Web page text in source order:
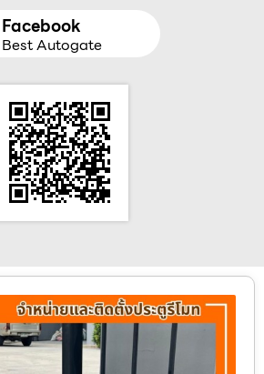
Facebook
Best Autogate